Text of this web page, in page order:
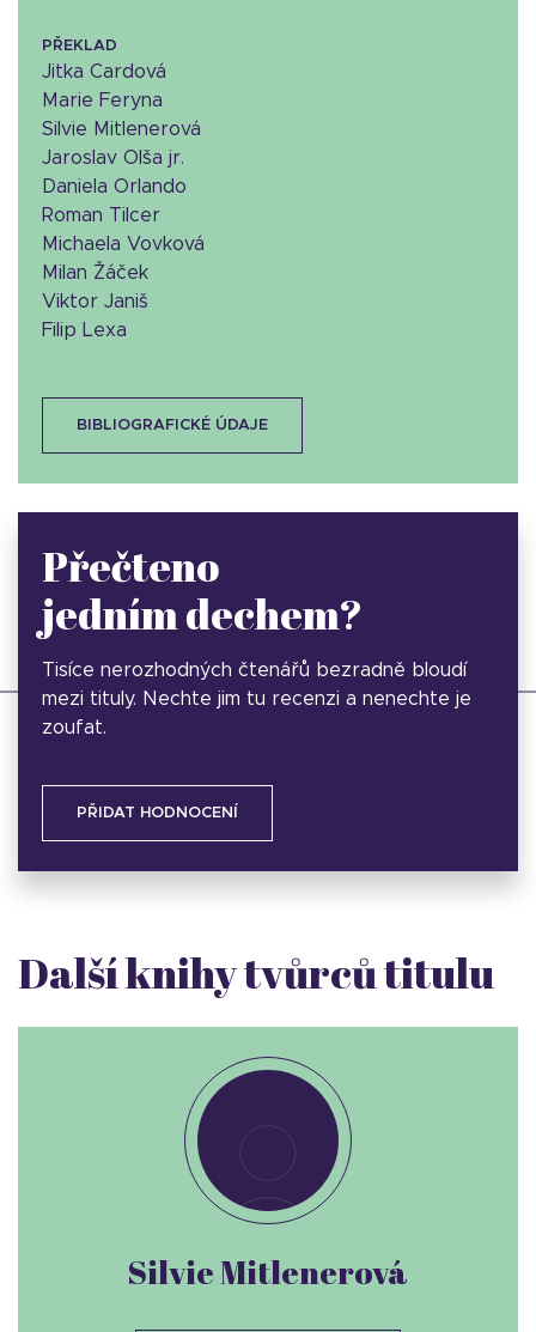
PŘEKLAD
Jitka Cardová
Marie Feryna
Silvie Mitlenerová
Jaroslav Olša jr.
Daniela Orlando
Roman Tilcer
Michaela Vovková
Milan Žáček
Viktor Janiš
Filip Lexa
BIBLIOGRAFICKÉ ÚDAJE
Přečteno
jedním dechem?
Tisíce nerozhodných čtenářů bezradně bloudí
mezi tituly. Nechte jim tu recenzi a nenechte je
zoufat.
PŘIDAT HODNOCENÍ
Další knihy tvůrců titulu
Silvie Mitlenerová